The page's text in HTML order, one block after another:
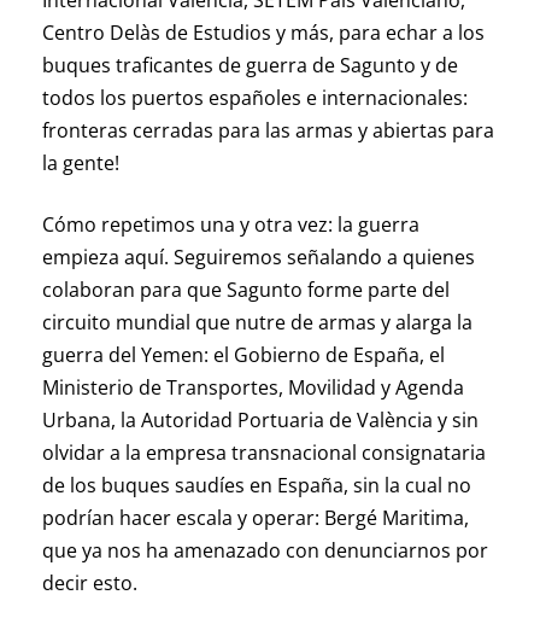
Centro Delàs de Estudios y más, para echar a los
buques traficantes de guerra de Sagunto y de
todos los puertos españoles e internacionales:
fronteras cerradas para las armas y abiertas para
la gente!
Cómo repetimos una y otra vez: la guerra
empieza aquí. Seguiremos señalando a quienes
colaboran para que Sagunto forme parte del
circuito mundial que nutre de armas y alarga la
guerra del Yemen: el Gobierno de España, el
Ministerio de Transportes, Movilidad y Agenda
Urbana, la Autoridad Portuaria de València y sin
olvidar a la empresa transnacional consignataria
de los buques saudíes en España, sin la cual no
podrían hacer escala y operar: Bergé Maritima,
que ya nos ha amenazado con denunciarnos por
decir esto.